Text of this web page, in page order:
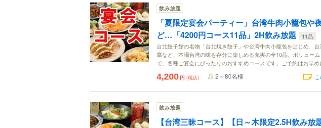
飲み放題
「夏限定宴会パーティー」台湾牛肉小籠包や
ど…「4200円コース11品」2H飲み放題
11品
台北餃子館の名物「台北焼き餃子」や台湾牛肉小籠包をはじめ、
腐など、本場台湾の味を存分に楽しめる充実の全10品。ボリュー
で、各種ご宴会にぴったりのおすすめコースです。ご予約はお早め
4,200 円 (税込) 2～80名様
飲み放題
【台湾三昧コース】【日～木限定2.5H飲み放